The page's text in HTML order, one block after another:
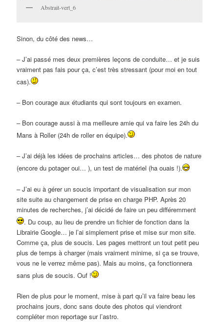
Abstrait-vert_6
Sinon, du côté des news…
– J’ai passé mes deux premières leçons de conduite… et je suis
vraiment pas fais pour ça, c’est très stressant (pour moi en tout
cas).
– Bon courage aux étudiants qui sont toujours en examen.
– Bon courage aussi à ma meilleure amie qui va faire les 24h du
Mans à Roller (24h de roller en équipe).
– J’ai déjà les idées de prochains articles… des photos de nature
(encore du potager oui… ), un test de matériel (ha ouais !).
– J’ai eu à gérer un soucis important de visualisation sur mon
site suite au changement de prise en charge PHP. Après 20
minutes de recherches, j’ai décidé de faire un peu différemment
. Du coup, au lieu de prendre un fichier de fonction dans la
Librairie Google… je l’ai simplement prise et mise sur mon site.
Comme ça, plus de soucis. Les pages mettront un tout petit peu
plus de temps à charger (mais vraiment minime, si ça se trouve,
vous ne le verrez même pas). Mais au moins, ça fonctionnera
sans plus de soucis. Ouf !
Rien de plus pour le moment, mise à part qu’il va faire beau les
prochains jours, donc sans doute des photos qui viendront
compléter mon reportage sur l’astro.